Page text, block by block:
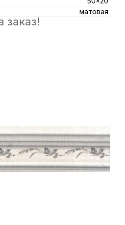
матовая
заказ!